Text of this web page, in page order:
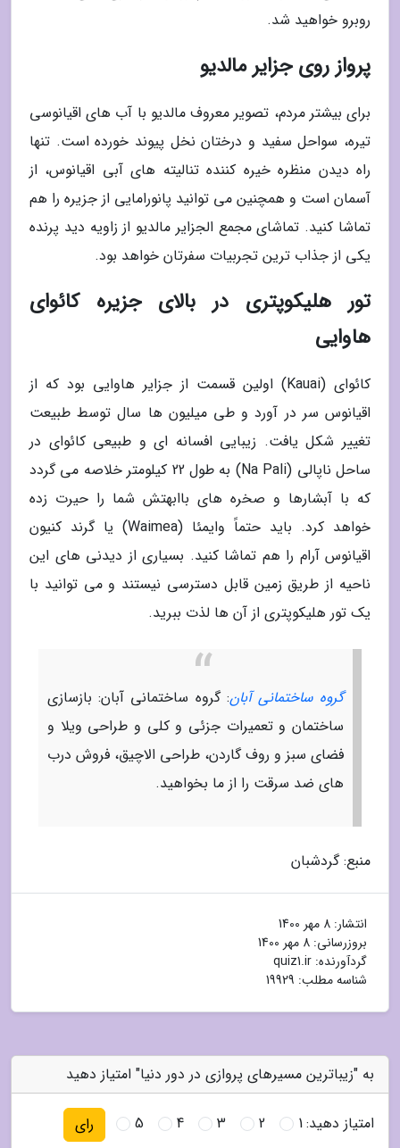
روبرو خواهید شد.
پرواز روی جزایر مالدیو
برای بیشتر مردم، تصویر معروف مالدیو با آب های اقیانوسی
تیره، سواحل سفید و درختان نخل پیوند خورده است. تنها
راه دیدن منظره خیره کننده تنالیته های آبی اقیانوس، از
آسمان است و همچنین می توانید پانورامایی از جزیره را هم
تماشا کنید. تماشای مجمع الجزایر مالدیو از زاویه دید پرنده
یکی از جذاب ترین تجربیات سفرتان خواهد بود.
تور هلیکوپتری در بالای جزیره کائوای
هاوایی
کائوای (Kauai) اولین قسمت از جزایر هاوایی بود که از
اقیانوس سر در آورد و طی میلیون ها سال توسط طبیعت
تغییر شکل یافت. زیبایی افسانه ای و طبیعی کائوای در
ساحل ناپالی (Na Pali) به طول 22 کیلومتر خلاصه می گردد
که با آبشارها و صخره های باابهتش شما را حیرت زده
خواهد کرد. باید حتماً وایمئا (Waimea) یا گرند کنیون
اقیانوس آرام را هم تماشا کنید. بسیاری از دیدنی های این
ناحیه از طریق زمین قابل دسترسی نیستند و می توانید با
یک تور هلیکوپتری از آن ها لذت ببرید.
گروه ساختمانی آبان: گروه ساختمانی آبان: بازسازی
ساختمان و تعمیرات جزئی و کلی و طراحی ویلا و
فضای سبز و روف گاردن، طراحی الاچیق، فروش درب
های ضد سرقت را از ما بخواهید.
منبع: گردشبان
انتشار: 8 مهر 1400
بروزرسانی: 8 مهر 1400
گردآورنده: quiz1.ir
شناسه مطلب: 19929
به "زیباترین مسیرهای پروازی در دور دنیا" امتیاز دهید
امتیاز دهید:1
2
3
4
5 رای